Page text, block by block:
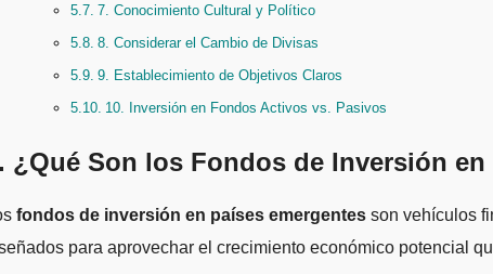
7. Conocimiento Cultural y Político
8. Considerar el Cambio de Divisas
9. Establecimiento de Objetivos Claros
10. Inversión en Fondos Activos vs. Pasivos
¿Qué Son los Fondos de Inversión en
fondos de inversión en países emergentes son vehículos
para aprovechar el crecimiento económico potencial